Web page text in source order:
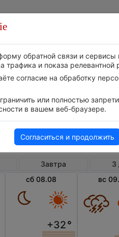
Погода в Дылыме
Завтра 3
сб 08.08
+32°
вс
обратной связи и
трафика и показа
согласие на обработку
или полностью
в вашем веб-браузере.
Согласиться и продолжить